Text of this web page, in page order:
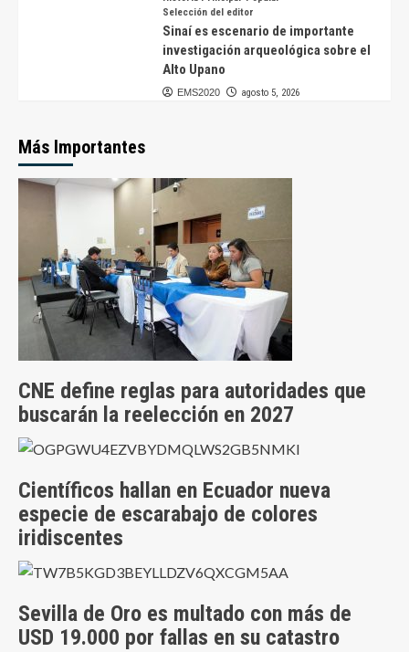
Selección del editor
Sinaí es escenario de importante
investigación arqueológica sobre el
Alto Upano
EMS2020 agosto 5, 2026
Más Importantes
CNE define reglas para autoridades que
buscarán la reelección en 2027
Científicos hallan en Ecuador nueva
especie de escarabajo de colores
iridiscentes
Sevilla de Oro es multado con más de
USD 19.000 por fallas en su catastro